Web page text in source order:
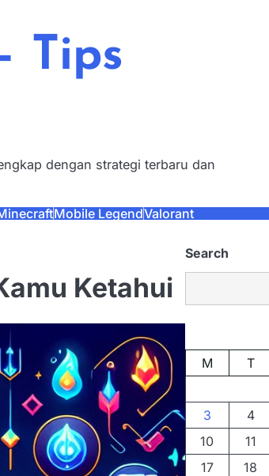
Tips
dengan strategi terbaru dan
Mobile LegendValorant
Ketahui
Search
M
T
3
4
10
11
17
18